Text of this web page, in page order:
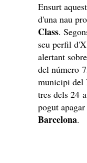
Ensurt
d'una nau
Class.
seu perfil
alertant
del número
municipi del
tres dels 24
pogut
Barcelona.